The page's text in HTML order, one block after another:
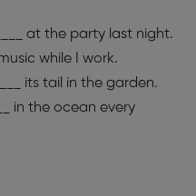
at the party last night.
while I work.
its tail in the garden.
in the ocean every